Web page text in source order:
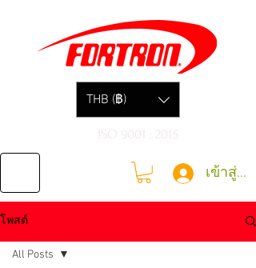
THB (฿)
ISO 9001 : 2015
เข้าสู่ระ
โพสต์
All Posts